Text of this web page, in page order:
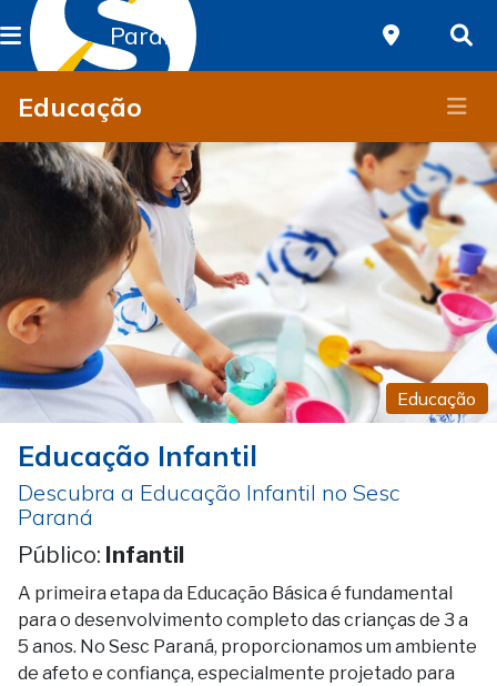
Paraná
Educação
Educação
Educação Infantil
Descubra a Educação Infantil no Sesc
Paraná
Público: Infantil
A primeira etapa da Educação Básica é fundamental
para o desenvolvimento completo das crianças de 3 a
5 anos. No Sesc Paraná, proporcionamos um ambiente
de afeto e confiança, especialmente projetado para